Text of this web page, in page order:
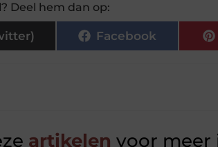
Deel hem dan op:
Facebook
artikelen voor meer